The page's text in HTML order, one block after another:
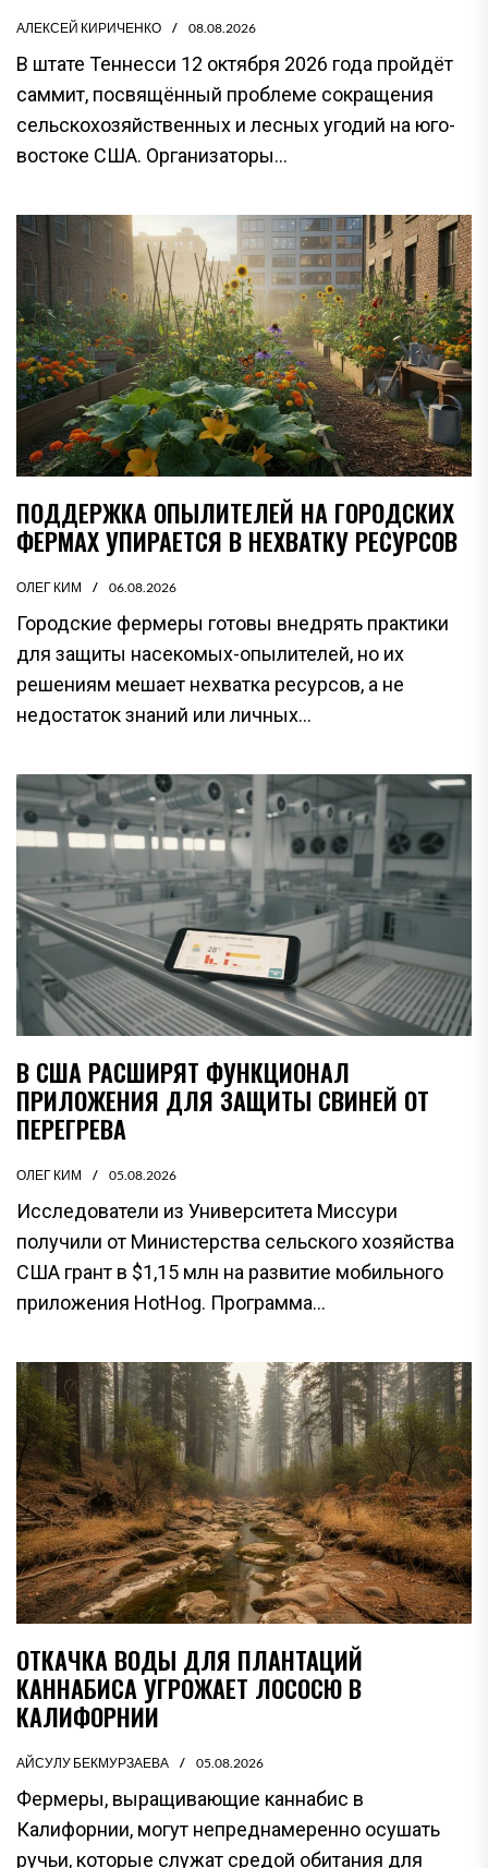
АЛЕКСЕЙ КИРИЧЕНКО 08.08.2026
В штате Теннесси 12 октября 2026 года пройдёт
саммит, посвящённый проблеме сокращения
сельскохозяйственных и лесных угодий на юго-
востоке США. Организаторы...
ПОДДЕРЖКА ОПЫЛИТЕЛЕЙ НА ГОРОДСКИХ
ФЕРМАХ УПИРАЕТСЯ В НЕХВАТКУ РЕСУРСОВ
ОЛЕГ КИМ 06.08.2026
Городские фермеры готовы внедрять практики
для защиты насекомых-опылителей, но их
решениям мешает нехватка ресурсов, а не
недостаток знаний или личных...
В США РАСШИРЯТ ФУНКЦИОНАЛ
ПРИЛОЖЕНИЯ ДЛЯ ЗАЩИТЫ СВИНЕЙ ОТ
ПЕРЕГРЕВА
ОЛЕГ КИМ 05.08.2026
Исследователи из Университета Миссури
получили от Министерства сельского хозяйства
США грант в $1,15 млн на развитие мобильного
приложения HotHog. Программа...
ОТКАЧКА ВОДЫ ДЛЯ ПЛАНТАЦИЙ
КАННАБИСА УГРОЖАЕТ ЛОСОСЮ В
КАЛИФОРНИИ
АЙСУЛУ БЕКМУРЗАЕВА 05.08.2026
Фермеры, выращивающие каннабис в
Калифорнии, могут непреднамеренно осушать
ручьи, которые служат средой обитания для